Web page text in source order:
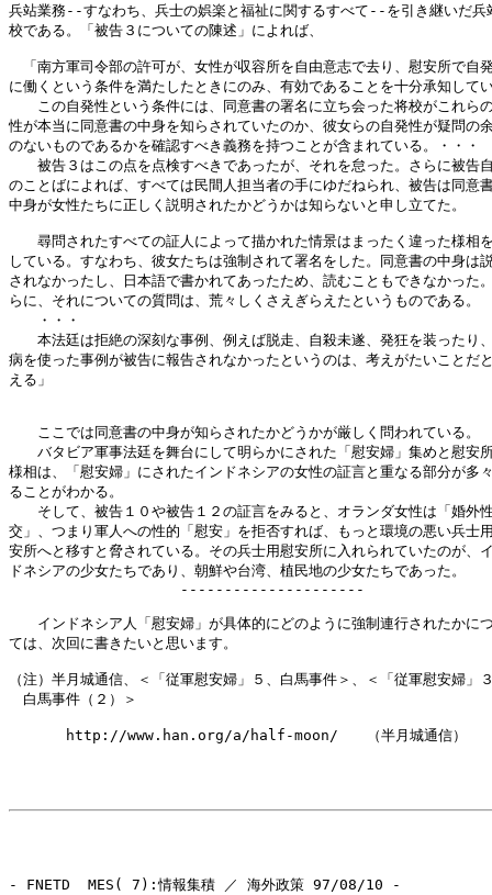
兵站業務--すなわち、兵士の娯楽と福祉に関するすべて--を引き継いだ兵
校である。「被告３についての陳述」によれば、
「南方軍司令部の許可が、女性が収容所を自由意志で去り、慰安所で自
に働くという条件を満たしたときにのみ、有効であることを十分承知して
この自発性という条件には、同意書の署名に立ち会った将校がこれら
性が本当に同意書の中身を知らされていたのか、彼女らの自発性が疑問の
のないものであるかを確認すべき義務を持つことが含まれている。・・・
被告３はこの点を点検すべきであったが、それを怠った。さらに被告
のことばによれば、すべては民間人担当者の手にゆだねられ、被告は同意
中身が女性たちに正しく説明されたかどうかは知らないと申し立てた。
尋問されたすべての証人によって描かれた情景はまったく違った様相
している。すなわち、彼女たちは強制されて署名をした。同意書の中身は
されなかったし、日本語で書かれてあったため、読むこともできなかった
らに、それについての質問は、荒々しくさえぎらえたというものである。
・・・
本法廷は拒絶の深刻な事例、例えば脱走、自殺未遂、発狂を装ったり
病を使った事例が被告に報告されなかったというのは、考えがたいことだ
える」
ここでは同意書の中身が知らされたかどうかが厳しく問われている。
バタビア軍事法廷を舞台にして明らかにされた「慰安婦」集めと慰安
様相は、「慰安婦」にされたインドネシアの女性の証言と重なる部分が多
ることがわかる。
そして、被告１０や被告１２の証言をみると、オランダ女性は「婚外
交」、つまり軍人への性的「慰安」を拒否すれば、もっと環境の悪い兵士
安所へと移すと脅されている。その兵士用慰安所に入れられていたのが、
ドネシアの少女たちであり、朝鮮や台湾、植民地の少女たちであった。
---------------------
インドネシア人「慰安婦」が具体的にどのように強制連行されたかに
ては、次回に書きたいと思います。
（注）半月城通信、＜「従軍慰安婦」５、白馬事件＞、＜「従軍慰安婦」
白馬事件（２）＞
http://www.han.org/a/half-moon/　　（半月城通信）
- FNETD  MES( 7):情報集積 ／ 海外政策 97/08/10 -